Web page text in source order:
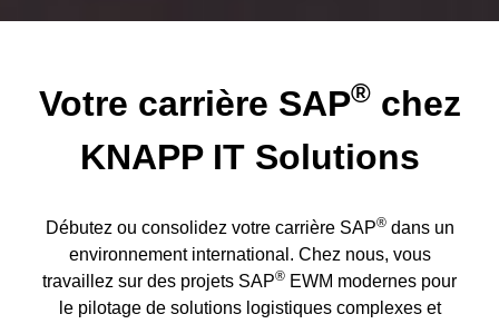
Votre carrière SAP®chez
KNAPP IT Solutions
Débutez ou consolidez votre carrière SAP®dans un
environnement international. Chez nous, vous
travaillez sur des projets SAP® EWM modernes pour
le pilotage de solutions logistiques complexes et